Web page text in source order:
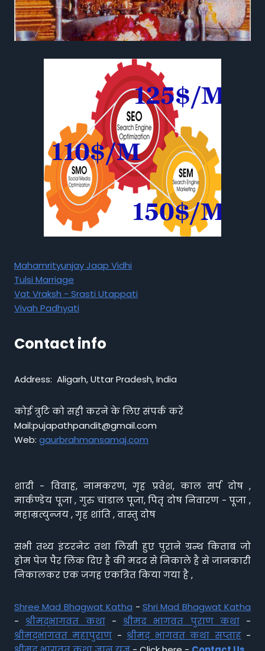
Mahamrityunjay Jaap Vidhi
Tulsi Marriage
Vat Vraksh - Srasti Utappati
Vivah Padhyati
Contact info
Address: Aligarh, Uttar Pradesh, India
कोई त्रुटि को सही करने के लिए संपर्क करें
Mail:pujapathpandit@gmail.com
Web: gaurbrahmansamaj.com
शादी - विवाह, नामकरण, गृह प्रवेश, काल सर्प दोष ,
मार्कण्डेय पूजा , गुरु चांडाल पूजा, पितृ दोष निवारण - पूजा ,
महाम्रत्युन्जय , गृह शांति , वास्तु दोष
सभी तथ्य इंटरनेट तथा लिखी हुए पुराने ग्रन्थ किताब जो
होम पेज पैर लिंक दिए है की मदद से निकाले है से जानकारी
निकालकर एक जगह एकत्रित किया गया है ,
Shree Mad Bhagwat Katha - Shri Mad Bhagwat Katha
- श्रीमद्भागवत कथा- श्रीमद भागवत पुराण कथा-
श्रीमद्भागवत महापुराण - श्रीमद् भागवत कथा सप्ताह-